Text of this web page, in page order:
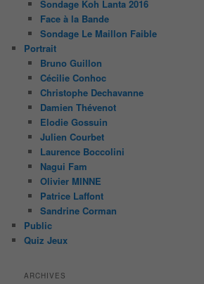
Sondage Koh Lanta 2016
Face à la Bande
Sondage Le Maillon Faible
Portrait
Bruno Guillon
Cécilie Conhoc
Christophe Dechavanne
Damien Thévenot
Elodie Gossuin
Julien Courbet
Laurence Boccolini
Nagui Fam
Olivier MINNE
Patrice Laffont
Sandrine Corman
Public
Quiz Jeux
ARCHIVES